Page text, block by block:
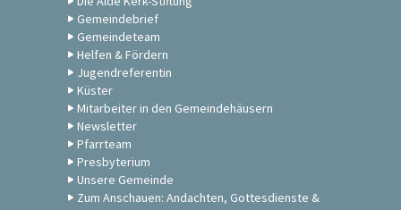
Gemeindebrief
Gemeindeteam
Helfen & Fördern
Jugendreferentin
Küster
Mitarbeiter in den Gemeindehäusern
Newsletter
Pfarrteam
Presbyterium
Unsere Gemeinde
Zum Anschauen: Andachten, Gottesdienste &